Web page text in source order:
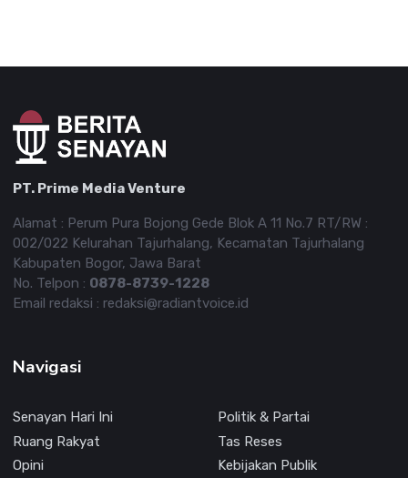
PT. Prime Media Venture
Alamat : Perum Pura Bojong Gede Blok A 11 No.7 RT/RW :
002/022 Kelurahan Tajurhalang, Kecamatan Tajurhalang
Kabupaten Bogor, Jawa Barat
No. Telpon : 0878-8739-1228
Email redaksi : redaksi@radiantvoice.id
Navigasi
Senayan Hari Ini
Politik & Partai
Ruang Rakyat
Tas Reses
Opini
Kebijakan Publik